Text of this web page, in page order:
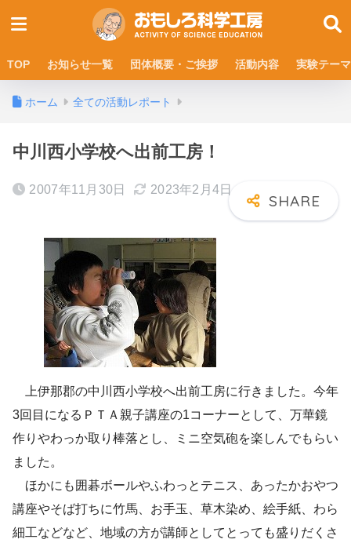
TOP お知らせ一覧 団体概要・ご挨拶 活動内容 実験テーマ
ホーム 全ての活動レポート
中川西小学校へ出前工房！
2007年11月30日 2023年2月4日
上伊那郡の中川西小学校へ出前工房に行きました。今年
3回目になるＰＴＡ親子講座の1コーナーとして、万華鏡
作りやわっか取り棒落とし、ミニ空気砲を楽しんでもらい
ました。
ほかにも囲碁ボールやふわっとテニス、あったかおやつ
講座やそば打ちに竹馬、お手玉、草木染め、絵手紙、わら
細工などなど、地域の方が講師としてとっても盛りだくさ